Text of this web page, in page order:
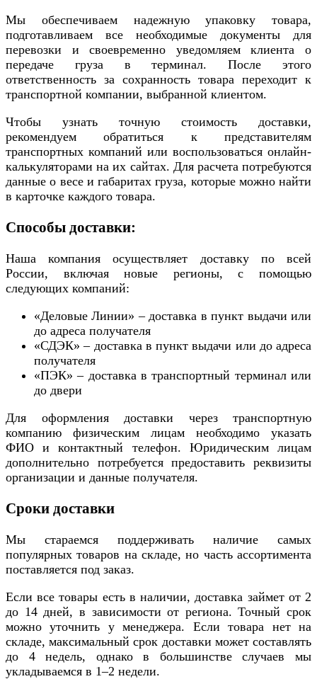
Мы обеспечиваем надежную упаковку товара,
подготавливаем все необходимые документы для
перевозки и своевременно уведомляем клиента о
передаче груза в терминал. После этого
ответственность за сохранность товара переходит к
транспортной компании, выбранной клиентом.
Чтобы узнать точную стоимость доставки,
рекомендуем обратиться к представителям
транспортных компаний или воспользоваться онлайн-
калькуляторами на их сайтах. Для расчета потребуются
данные о весе и габаритах груза, которые можно найти
в карточке каждого товара.
Способы доставки:
Наша компания осуществляет доставку по всей
России, включая новые регионы, с помощью
следующих компаний:
«Деловые Линии» – доставка в пункт выдачи или
до адреса получателя
«СДЭК» – доставка в пункт выдачи или до адреса
получателя
«ПЭК» – доставка в транспортный терминал или
до двери
Для оформления доставки через транспортную
компанию физическим лицам необходимо указать
ФИО и контактный телефон. Юридическим лицам
дополнительно потребуется предоставить реквизиты
организации и данные получателя.
Сроки доставки
Мы стараемся поддерживать наличие самых
популярных товаров на складе, но часть ассортимента
поставляется под заказ.
Если все товары есть в наличии, доставка займет от 2
до 14 дней, в зависимости от региона. Точный срок
можно уточнить у менеджера. Если товара нет на
складе, максимальный срок доставки может составлять
до 4 недель, однако в большинстве случаев мы
укладываемся в 1–2 недели.